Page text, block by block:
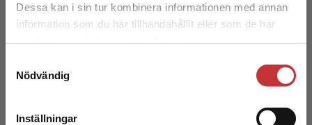
Dessa kan i sin tur kombinera informationen med annan
information som du har tillhandahållit eller som de har
Nödvändig
Inställningar
Det verkar som att du besöker
studentlitteratur.se via en enhet utanför Sverige.
Vi erbjuder inte leveranser utanför Sverige. För
att kunna slutföra ett köp måste
Den kvalitativa forskningsintervjun